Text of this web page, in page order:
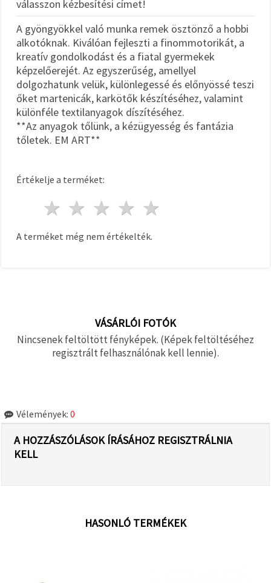
válasszon kézbesítési címet!
A gyöngyökkel való munka remek ösztönző a hobbi
alkotóknak. Kiválóan fejleszti a finommotorikát, a
kreatív gondolkodást és a fiatal gyermekek
képzelőerejét. Az egyszerűség, amellyel
dolgozhatunk velük, különlegessé és előnyössé teszi
őket martenicák, karkötők készítéséhez, valamint
különféle textilanyagok díszítéséhez.
**Az anyagok tőlünk, a kézügyesség és fantázia
tőletek. EM ART**
Értékelje a terméket:
4 csillagok
3 csillagok
2 csillagok
1 csillag
A terméket még nem értékelték.
VÁSÁRLÓI FOTÓK
Nincsenek feltöltött fényképek. (Képek feltöltéséhez
regisztrált felhasználónak kell lennie).
Vélemények: 0
A HOZZÁSZÓLÁSOK ÍRÁSÁHOZ REGISZTRÁLNIA
KELL
HASONLÓ TERMÉKEK